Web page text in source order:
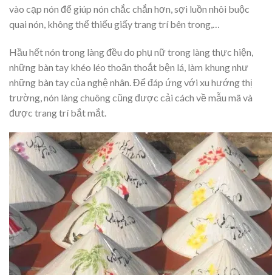
vào cạp nón để giúp nón chắc chắn hơn, sợi luồn nhôi buộc
quai nón, không thể thiếu giấy trang trí bên trong,…
Hầu hết nón trong làng đều do phụ nữ trong làng thực hiện,
những bàn tay khéo léo thoăn thoắt bện lá, làm khung như
những bàn tay của nghệ nhân. Để đáp ứng với xu hướng thị
trường, nón làng chuông cũng được cải cách về mẫu mã và
được trang trí bắt mắt.